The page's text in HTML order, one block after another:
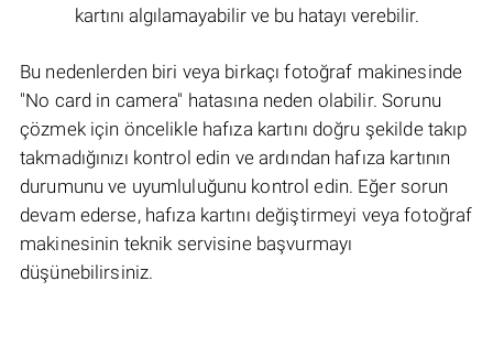
kartını algılamayabilir ve bu hatayı verebilir.
Bu nedenlerden biri veya birkaçı fotoğraf makinesinde
"No card in camera" hatasına neden olabilir. Sorunu
çözmek için öncelikle hafıza kartını doğru şekilde takıp
takmadığınızı kontrol edin ve ardından hafıza kartının
durumunu ve uyumluluğunu kontrol edin. Eğer sorun
devam ederse, hafıza kartını değiştirmeyi veya fotoğraf
makinesinin teknik servisine başvurmayı
düşünebilirsiniz.